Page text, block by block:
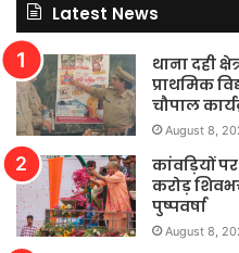
Latest News
थाना दही
प्राथमिक
चौपाल
August 8,
कांवड़ियों
करोड़
पुष्पवर्षा
August 8,